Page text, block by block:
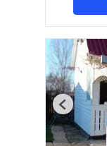
Previous